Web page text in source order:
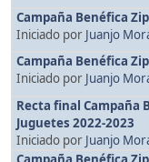
Campaña Benéfica
Iniciado por Juanjo
Campaña Benéfica
Iniciado por Juanjo
Recta final Campaña
Juguetes 2022-2023
Iniciado por Juanjo